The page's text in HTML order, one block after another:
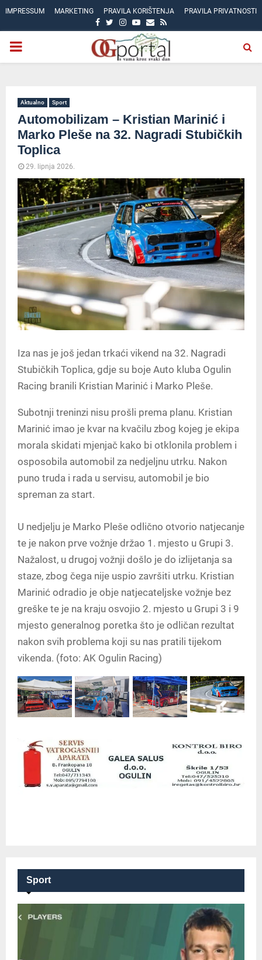
IMPRESSUM MARKETING PRAVILA KORIŠTENJA PRAVILA PRIVATNOSTI
FACEBOOK
TWITTER
INSTAGRAM
YOUTUBE
EMAIL
RSS
PRIMARY
Aktualno Sport
Automobilizam – Kristian Marinić i
Marko Pleše na 32. Nagradi Stubičkih
Toplica
29. lipnja 2026.
Iza nas je još jedan trkaći vikend na 32. Nagradi
Stubičkih Toplica, gdje su boje Auto kluba Ogulin
Racing branili Kristian Marinić i Marko Pleše.
Subotnji treninzi nisu prošli prema planu. Kristian
Marinić imao je kvar na kvačilu zbog kojeg je ekipa
morala skidati mjenjač kako bi otklonila problem i
osposobila automobil za nedjeljnu utrku. Nakon
puno truda i rada u servisu, automobil je bio
spreman za start.
U nedjelju je Marko Pleše odlično otvorio natjecanje
te je nakon prve vožnje držao 1. mjesto u Grupi 3.
Nažalost, u drugoj vožnji došlo je do izlijetanja sa
staze, zbog čega nije uspio završiti utrku. Kristian
Marinić odradio je obje natjecateljske vožnje bez
greške te je na kraju osvojio 2. mjesto u Grupi 3 i 9
mjesto generalnog poretka što je odličan rezultat
nakon svih problema koji su nas pratili tijekom
vikenda. (foto: AK Ogulin Racing)
Sport